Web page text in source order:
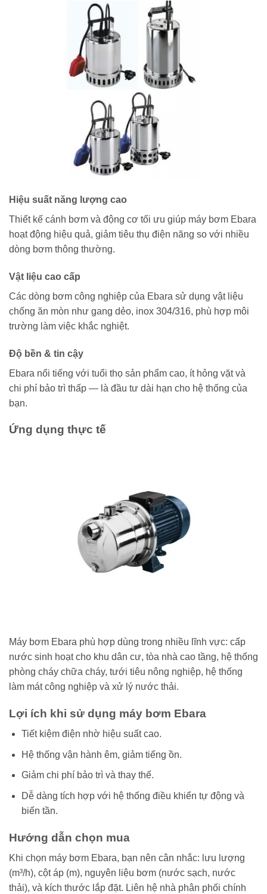
Hiệu suất năng lượng cao
Thiết kế cánh bơm và động cơ tối ưu giúp máy bơm Ebara
hoạt động hiệu quả, giảm tiêu thụ điện năng so với nhiều
dòng bơm thông thường.
Vật liệu cao cấp
Các dòng bơm công nghiệp của Ebara sử dụng vật liệu
chống ăn mòn như gang dẻo, inox 304/316, phù hợp môi
trường làm việc khắc nghiệt.
Độ bền & tin cậy
Ebara nổi tiếng với tuổi thọ sản phẩm cao, ít hỏng vặt và
chi phí bảo trì thấp — là đầu tư dài hạn cho hệ thống của
bạn.
Ứng dụng thực tế
Máy bơm Ebara phù hợp dùng trong nhiều lĩnh vực: cấp
nước sinh hoạt cho khu dân cư, tòa nhà cao tầng, hệ thống
phòng cháy chữa cháy, tưới tiêu nông nghiệp, hệ thống
làm mát công nghiệp và xử lý nước thải.
Lợi ích khi sử dụng máy bơm Ebara
Tiết kiệm điện nhờ hiệu suất cao.
Hệ thống vận hành êm, giảm tiếng ồn.
Giảm chi phí bảo trì và thay thế.
Dễ dàng tích hợp với hệ thống điều khiển tự động và
biến tần.
Hướng dẫn chọn mua
Khi chọn máy bơm Ebara, bạn nên cân nhắc: lưu lượng
(m³/h), cột áp (m), nguyên liệu bơm (nước sạch, nước
thải), và kích thước lắp đặt. Liên hệ nhà phân phối chính